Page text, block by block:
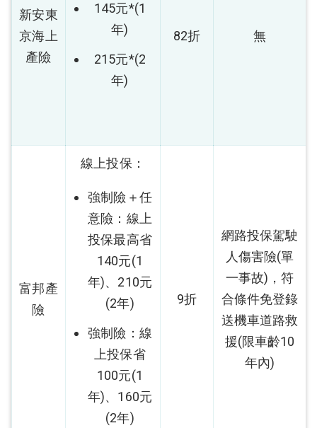
新安東
京海上
產險
145元*(1
年)
215元*(2
年)
82折 無
富邦產
險
線上投保：
強制險＋任
意險：線上
投保最高省
140元(1
年)、210元
(2年)
強制險：線
上投保省
100元(1
年)、160元
(2年)
9折
網路投保駕駛
人傷害險(單
一事故)，符
合條件免登錄
送機車道路救
援(限車齡10
年內)